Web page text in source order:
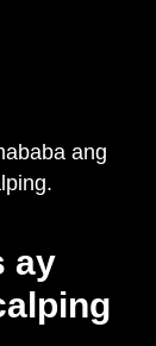
ang
ay